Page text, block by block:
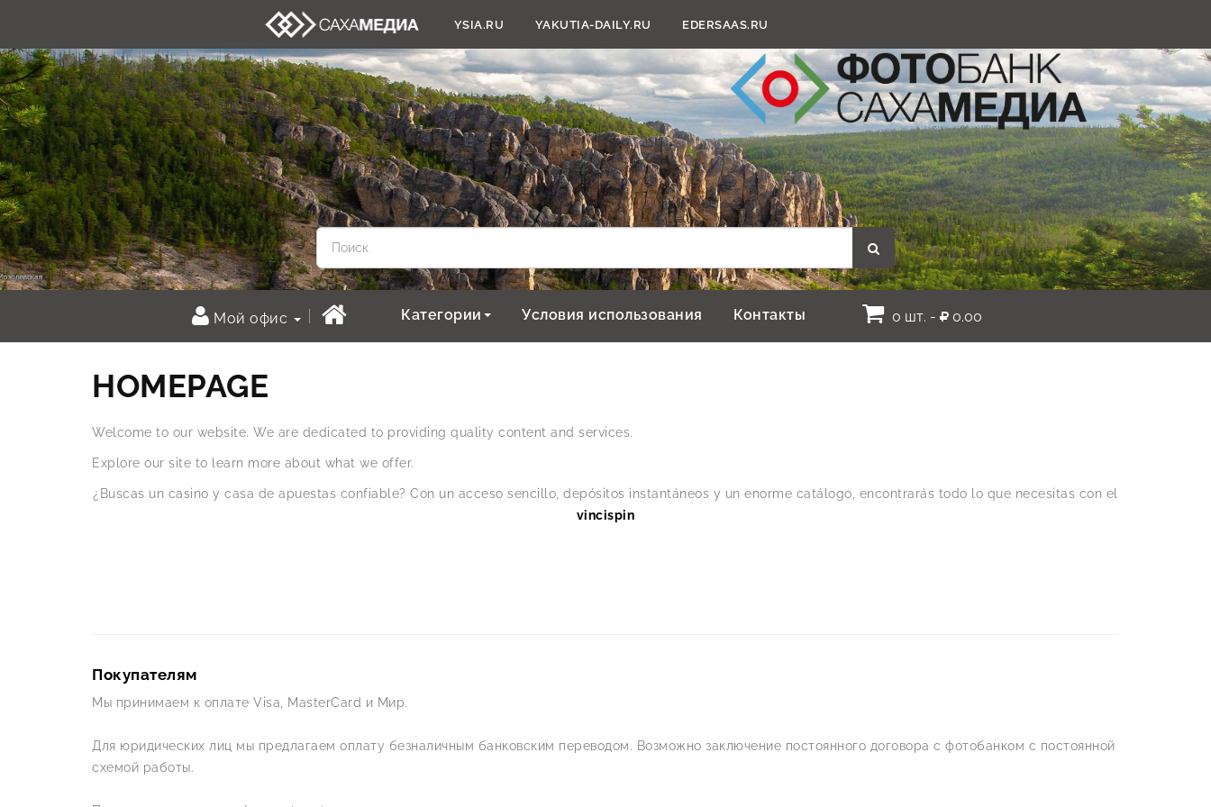
YSIA.RU YAKUTIA-DAILY.RU EDERSAAS.RU
Мой офис Категории Условия использования Контакты 0 шт. - 0.00
HOMEPAGE
Welcome to our website. We are dedicated to providing quality content and services.
Explore our site to learn more about what we offer.
¿Buscas un casino y casa de apuestas confiable? Con un acceso sencillo, depósitos instantáneos y un enorme catálogo, encontrarás todo lo que necesitas con el
vincispin
Покупателям
Мы принимаем к оплате Visa, MasterCard и Мир.
Для юридических лиц мы предлагаем оплату безналичным банковским переводом. Возможно заключение постоянного договора с фотобанком с постоянной
схемой работы.